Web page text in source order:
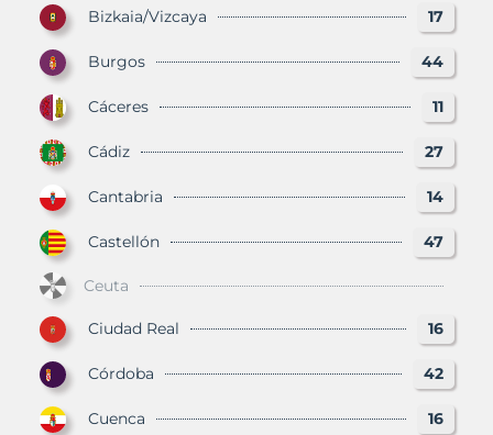
Bizkaia/Vizcaya 17
Burgos 44
Cáceres 11
Cádiz 27
Cantabria 14
Castellón 47
Ceuta
Ciudad Real 16
Córdoba 42
Cuenca 16